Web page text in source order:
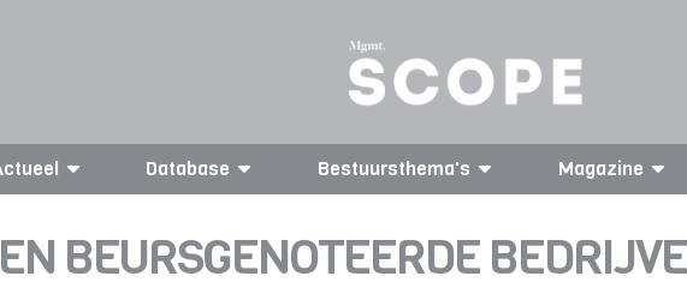
Database Bestuursthema's Magazine
BEURSGENOTEERDE